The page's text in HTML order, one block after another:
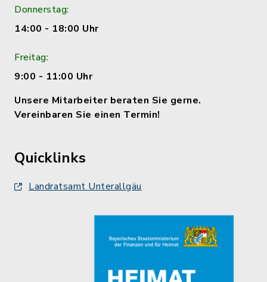
Donnerstag:
14:00 - 18:00 Uhr
Freitag:
9:00 - 11:00 Uhr
Unsere Mitarbeiter beraten Sie gerne.
Vereinbaren Sie einen Termin!
Quicklinks
Landratsamt Unterallgäu